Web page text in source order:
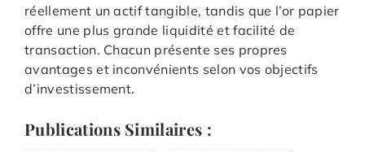
réellement un actif tangible, tandis que l’or papier
offre une plus grande liquidité et facilité de
transaction. Chacun présente ses propres
avantages et inconvénients selon vos objectifs
d’investissement.
Publications Similaires :